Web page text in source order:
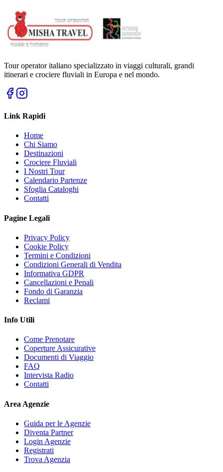
Tour operator italiano specializzato in viaggi culturali, grandi
itinerari e crociere fluviali in Europa e nel mondo.
Link Rapidi
Home
Chi Siamo
Destinazioni
Crociere Fluviali
I Nostri Tour
Calendario Partenze
Sfoglia Cataloghi
Contatti
Pagine Legali
Privacy Policy
Cookie Policy
Termini e Condizioni
Condizioni Generali di Vendita
Informativa GDPR
Cancellazioni e Penali
Fondo di Garanzia
Reclami
Info Utili
Come Prenotare
Coperture Assicurative
Documenti di Viaggio
FAQ
Intervista Radio
Contatti
Area Agenzie
Guida per le Agenzie
Diventa Partner
Login Agenzie
Registrati
Trova Agenzia